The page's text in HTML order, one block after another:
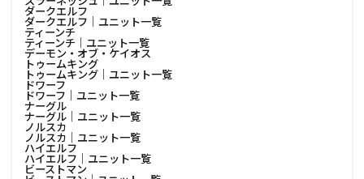
ダークエルフ
ダークエルフ│ユニット一覧
ティーンチ
ティーンチ│ユニット一覧
デーモン・オブ・ケイオス
トゥームキング
トゥームキング│ユニット一覧
ドワーフ
ドワーフ│ユニット一覧
ナーグル
ナーグル│ユニット一覧
ノルスカ
ノルスカ│ユニット一覧
ハイエルフ
ハイエルフ│ユニット一覧
ビーストマン